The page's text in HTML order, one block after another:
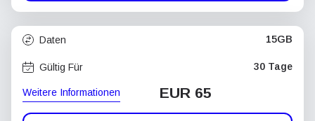
Daten 15GB
Gültig Für 30 Tage
Weitere Informationen EUR 65